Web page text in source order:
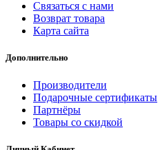
Связаться с нами
Возврат товара
Карта сайта
Дополнительно
Производители
Подарочные сертификаты
Партнёры
Товары со скидкой